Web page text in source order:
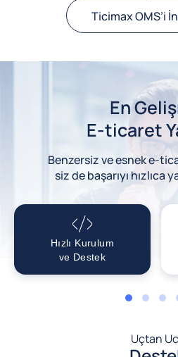
Ticimax OMS’i
En
E-ticaret
Benzersiz ve esnek e-
siz de başarıyı hızlıca
Hızlı Kurulum
ve Destek
1 2 3
Uçtan